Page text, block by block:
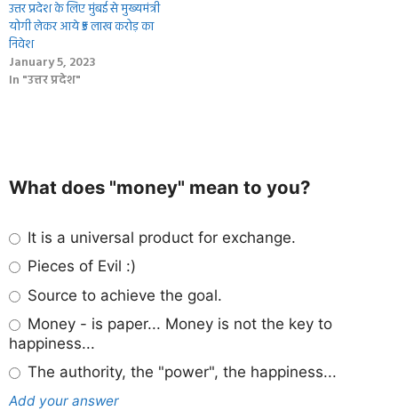
उत्तर प्रदेश के लिए मुंबई से मुख्यमंत्री
योगी लेकर आये ₹5 लाख करोड़ का
निवेश
January 5, 2023
In "उत्तर प्रदेश"
What does "money" mean to you?
It is a universal product for exchange.
Pieces of Evil :)
Source to achieve the goal.
Money - is paper... Money is not the key to
happiness...
The authority, the "power", the happiness...
Add your answer